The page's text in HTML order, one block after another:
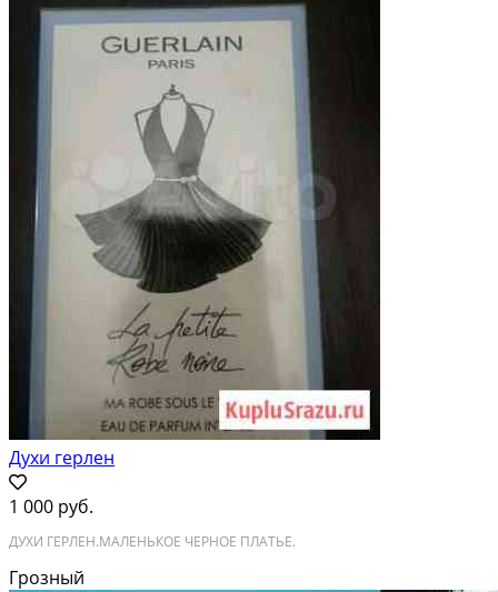
Духи герлен
1 000 руб.
ДУХИ ГЕРЛЕН.МАЛЕНЬКОЕ ЧЕРНОЕ ПЛАТЬЕ.
Грозный